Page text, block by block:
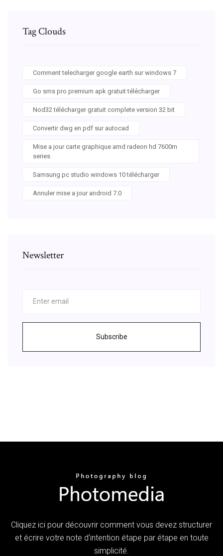
Tag Clouds
Comment telecharger google earth sur windows 7
Go sms pro premium apk gratuit télécharger
Nod32 télécharger gratuit complete version 32 bit
Convertir dwg en pdf sur autocad
Mise a jour carte graphique amd radeon hd 7600m
series
Samsung pc studio windows 10 télécharger
Annuler mise a jour android 7.0
Newsletter
Subscribe
Cliquez ici pour découvrir comment vous devez structurer
et écrire votre note d'intention étape par étape en toute
simplicité.